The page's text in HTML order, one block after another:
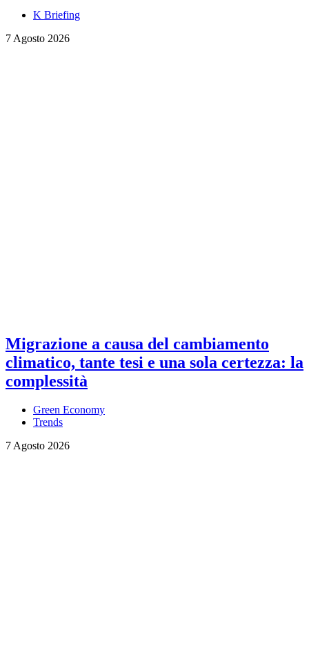
K Briefing
7 Agosto 2026
Migrazione a causa del cambiamento
climatico, tante tesi e una sola certezza: la
complessità
Green Economy
Trends
7 Agosto 2026